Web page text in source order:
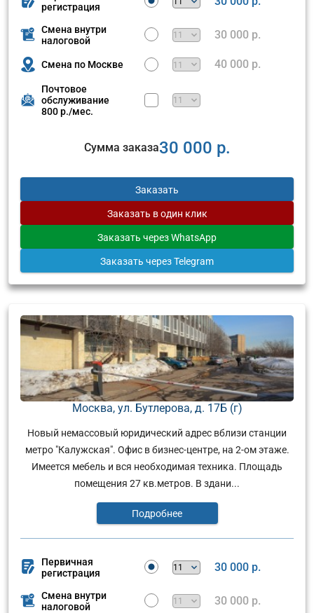
регистрация
Смена внутри
налоговой
30 000 р.
Смена по Москве 40 000 р.
Почтовое
обслуживание
800 р./мес.
Сумма заказа30 000 р.
Заказать
Заказать в один клик
Заказать через WhatsApp
Заказать через Telegram
Москва, ул. Бутлерова, д. 17Б (г)
Новый немассовый юридический адрес вблизи станции
метро "Калужская". Офис в бизнес-центре, на 2-ом этаже.
Имеется мебель и вся необходимая техника. Площадь
помещения 27 кв.метров. В здани...
Подробнее
Первичная
регистрация
30 000 р.
Смена внутри
налоговой
30 000 р.